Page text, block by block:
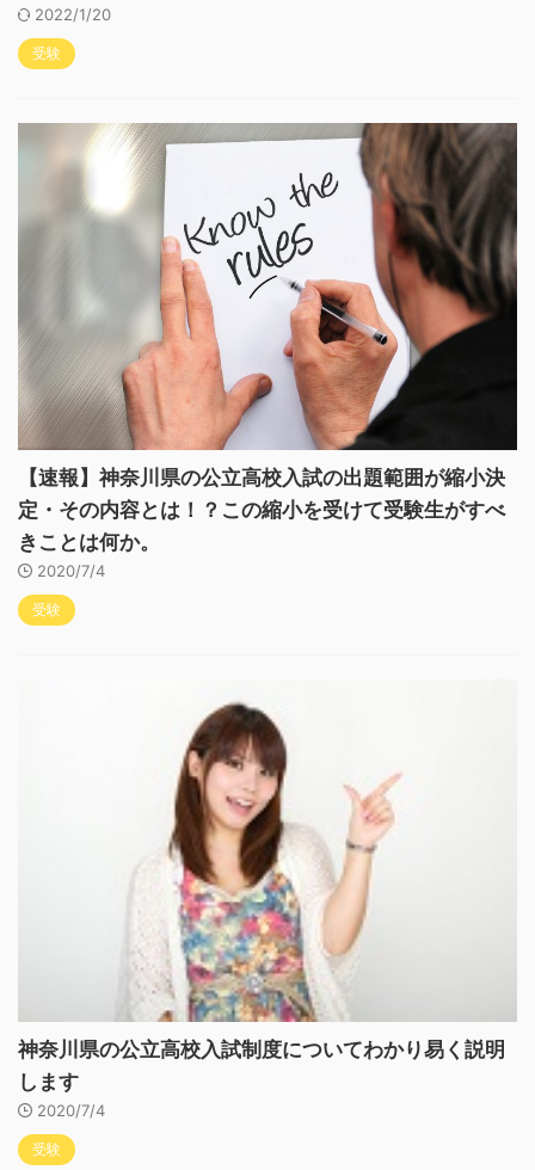
2022/1/20
受験
【速報】神奈川県の公立高校入試の出題範囲が縮小決
定・その内容とは！？この縮小を受けて受験生がすべ
きことは何か。
2020/7/4
受験
神奈川県の公立高校入試制度についてわかり易く説明
します
2020/7/4
受験